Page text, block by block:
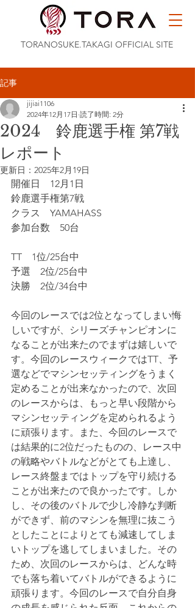
TORANOSUKE.TAKAGI OFFICIAL SITE
記事
2024 鈴鹿選手権 第7戦
レポート
jijiai1106
2024年12月17日 読了時間: 2分
更新日： 2025年2月19日
開催日　12月1日
鈴鹿選手権第7戦
クラス　YAMAHASS
参加台数　50台
TT　1位/25台中
予選　2位/25台中
決勝　2位/34台中
今回のレースでは2位となってしまい悔
しいですが、シリーズチャンピオンに
なることが出来たのでまずは嬉しいで
す。今回のレースウィークではTT、予
選などでマシンセッティングをうまく
定めることが出来なかったので、次回
のレースからは、もっと早い段階から
マシンセッティングを定められるよう
に頑張ります。また、今回のレースで
は結果的に2位だったものの、レース中
の戦略やバトルなどがとても上達し、
レース終盤まではトップを守り続ける
ことが出来たので良かったです。しか
し、その後のバトルで少し冷静な判断
ができず、前のマシンを無理に抜こう
としたことによりとても減速してしま
いトップを逃してしまいました。その
ため、次回のレースからは、どんな時
でも落ち着いてバトルができるように
頑張ります。今回のレースで自分自身